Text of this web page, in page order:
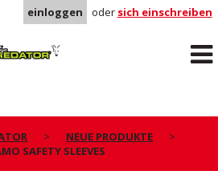
einloggen oder sich einschreiben
NEUE PRODUKTE
SAFETY SLEEVES